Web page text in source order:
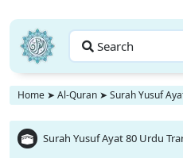
Search
Home ➤ Al-Quran ➤ Surah Yusuf
Surah Yusuf Ayat 80 Urdu